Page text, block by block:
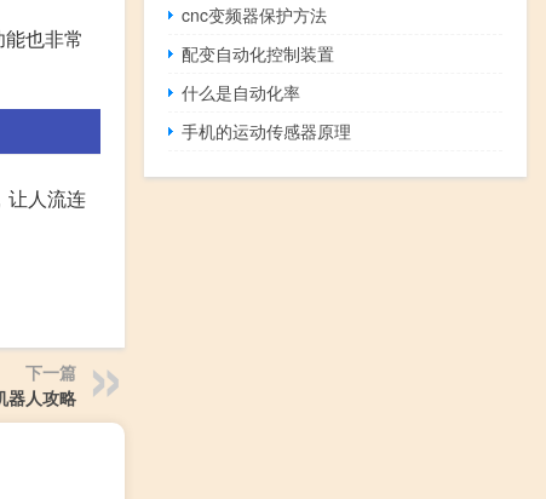
也非常
让人流连
下一篇
器人攻略
cnc变频器保护方法
配变自动化控制装置
什么是自动化率
手机的运动传感器原理